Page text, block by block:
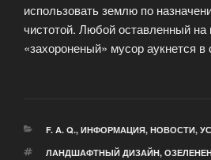
использовать землю по
чистотой. Любой оставленный на
«захороненый» мусор аукнется в
РУБРИКИ
F. A. Q., ИНФОРМАЦИЯ, НОВОСТИ,
МЕТКИ
ЛАНДШАФТНЫЙ ДИЗАЙН,